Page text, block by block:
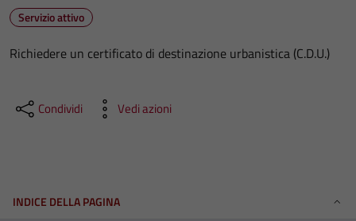
Servizio attivo
Richiedere un certificato di destinazione urbanistica (C.D.U.)
Condividi Vedi azioni
INDICE DELLA PAGINA